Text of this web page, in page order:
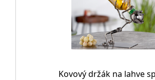
Kovový držák na lahve